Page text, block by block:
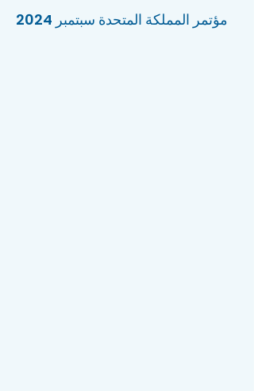
مؤتمر المملكة المتحدة سبتمبر 2024